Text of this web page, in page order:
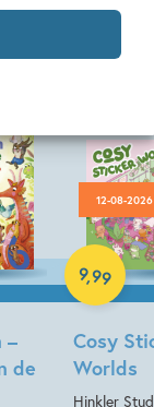
–
de
12-08-2026
Cosy
Worlds
Hinkler
9,99
Paperback